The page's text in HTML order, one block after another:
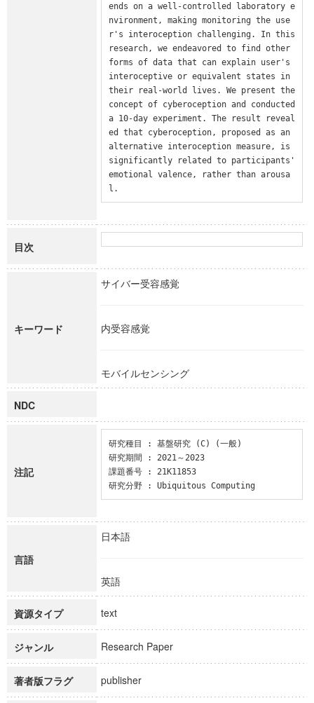
ends on a well-controlled laboratory e
nvironment, making monitoring the use
r's interoception challenging. In this
research, we endeavored to find other
forms of data that can explain user's
interoceptive or equivalent states in
their real-world lives. We present the
concept of cyberoception and conducted
a 10-day experiment. The result reveal
ed that cyberoception, proposed as an
alternative interoception measure, is
significantly related to participants'
emotional valence, rather than arousa
l.
目次
キーワード
サイバー受容感覚
内受容感覚
モバイルセンシング
NDC
注記
研究種目 : 基盤研究 (C) (一般)
研究期間 : 2021～2023
課題番号 : 21K11853
研究分野 : Ubiquitous Computing
言語
日本語
英語
資源タイプ text
ジャンル Research Paper
著者版フラグ publisher